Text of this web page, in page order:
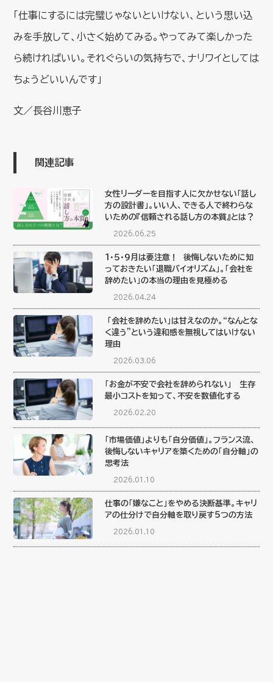
「仕事にするには完璧じゃないといけない、という思い込
みを手放して、小さく始めてみる。やってみて楽しかった
ら続ければいい。それぐらいの気持ちで、ナリワイとしては
ちょうどいいんです」
文／長谷川恵子
関連記事
女性リーダーを目指す人に欠かせない「話し
方の設計書」。いい人、できる人で終わらな
いための『信頼される話し方の本質』とは？
2026.06.25
１・５・９月は要注意！ 後悔しないために知
っておきたい「退職バイオリズム」。「会社を
辞めたい」の本当の理由を見極める
2026.04.24
「会社を辞めたい」は甘えなのか。“なんとな
く違う”という違和感を無視してはいけない
理由
2026.03.06
「お金が不安で会社を辞められない」 生存
最小コストを知って、不安を数値化する
2026.02.20
「市場価値」よりも「自分価値」。フランス流、
後悔しないキャリアを築くための「自分軸」の
思考法
2026.01.10
仕事の「嫌なこと」をやめる決断基準。キャリ
アの仕分けで自分軸を取り戻す5つの方法
2026.01.10